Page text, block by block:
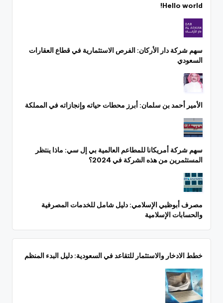
Hello world!
سهم شركة دار الأركان: الفرص الاستثمارية في قطاع العقارات
السعودي
الأمير أحمد بن سلمان: أبرز محطات حياته وإنجازاته في المملكة
سهم شركة أمريكانا للمطاعم العالمية بي إل سي: ماذا ينتظر
المستثمرين من هذه الشركة في 2024؟
مصرف أبوظبي الإسلامي: دليل شامل للخدمات المصرفية
والحسابات الإسلامية
خطط الادخار والاستثمار للتقاعد في السعودية: دليل البدء المنظم